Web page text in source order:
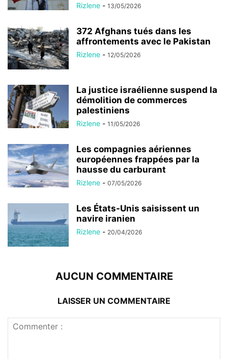
Rizlene - 13/05/2026
372 Afghans tués dans les
affrontements avec le Pakistan
Rizlene - 12/05/2026
La justice israélienne suspend la
démolition de commerces
palestiniens
Rizlene - 11/05/2026
Les compagnies aériennes
européennes frappées par la
hausse du carburant
Rizlene - 07/05/2026
Les États-Unis saisissent un
navire iranien
Rizlene - 20/04/2026
AUCUN COMMENTAIRE
LAISSER UN COMMENTAIRE